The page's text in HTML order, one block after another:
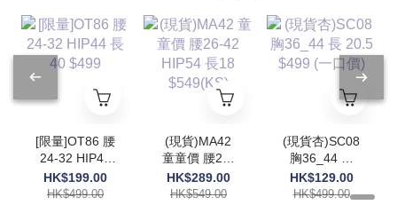
[限量]OT86 腰
24-32 HIP44
長40 $499
HK$199.00
HK$499.00
(現貨)MA42
童童價 腰26-
42 HIP54 長
18 $549(KS)
HK$289.00
HK$549.00
(現貨杏)SC08
胸36_44 長
20.5 $499 (一
口價)
HK$129.00
HK$499.00